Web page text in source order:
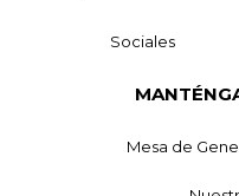
Sociales
Mesa de